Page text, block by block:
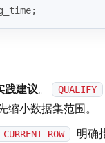
践建议。 QUALIFY
缩小数据集范围。
ROW
明确